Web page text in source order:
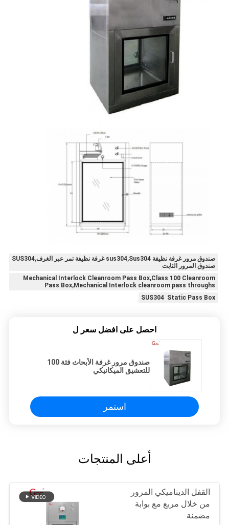
صندوق مرور غرفة نظيفة sus304,Sus304 غرفة نظيفة تمر عبر الغرف,SUS304
صندوق المرور الثابت
Mechanical Interlock Cleanroom Pass Box,Class 100 Cleanroom
Pass Box,Mechanical Interlock cleanroom pass throughs
SUS304 Static Pass Box
احصل على افضل سعر ل
صندوق مرور غرفة الأبحاث فئة 100
للتعشيق الميكانيكي
استمر
أعلى المنتجات
القفل الديناميكي المرور
من خلال مربع مع بوابة
مضمنة